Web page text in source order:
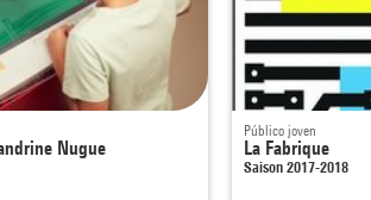
Nugue
Público joven
La Fabrique
Saison 2017-2018